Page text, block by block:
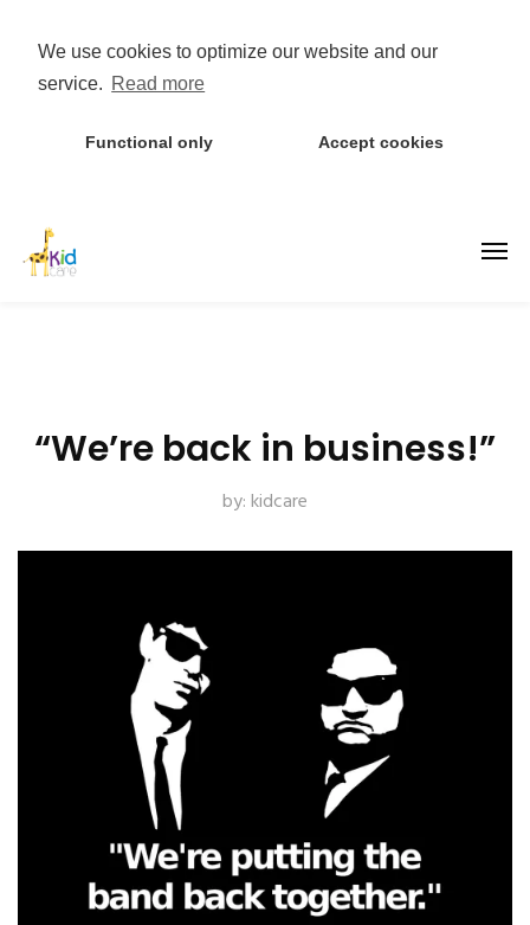
We use cookies to optimize our website and our
service. Read more
Functional only Accept cookies
“We’re back in business!”
by:kidcare